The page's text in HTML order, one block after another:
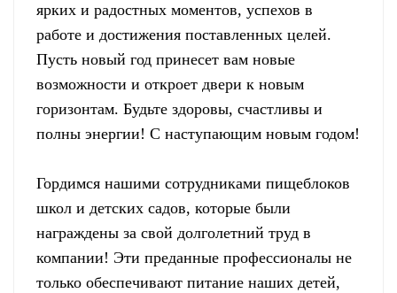
ярких и радостных моментов, успехов в
работе и достижения поставленных целей.
Пусть новый год принесет вам новые
возможности и откроет двери к новым
горизонтам. Будьте здоровы, счастливы и
полны энергии! С наступающим новым годом!
Гордимся нашими сотрудниками пищеблоков
школ и детских садов, которые были
награждены за свой долголетний труд в
компании! Эти преданные профессионалы не
только обеспечивают питание наших детей,